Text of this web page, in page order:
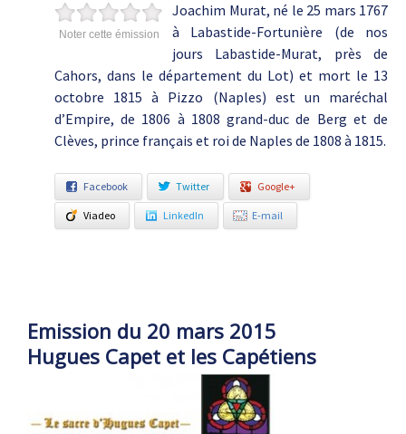
Noter cette émission
Joachim Murat, né le 25 mars 1767
à Labastide-Fortunière (de nos
jours Labastide-Murat, près de
Cahors, dans le département du Lot) et mort le 13
octobre 1815 à Pizzo (Naples) est un maréchal
d’Empire, de 1806 à 1808 grand-duc de Berg et de
Clèves, prince français et roi de Naples de 1808 à 1815.
Facebook Twitter Google+
Viadeo LinkedIn E-mail
Emission du 20 mars 2015
Hugues Capet et les Capétiens